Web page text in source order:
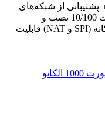
خرید مودم سیمکارتی neterbit مدل m920 پشتیبانی از شبکه‌های
3G/4G و LTE (N300) دارای 3 پورت اترنت 10/100 نصب و
راه‌اندازی آسان بهره‌مندی از فایروال دوگانه (SPI و NAT) قابلیت